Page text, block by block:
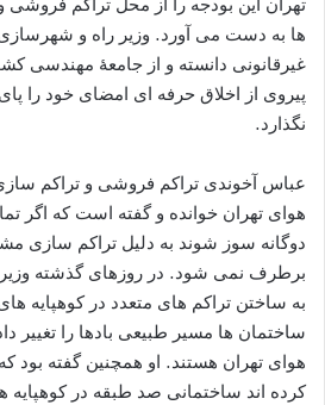
ها به دست می آورد. وزیر راه و
غیرقانونی دانسته و از جامعۀ مهندسی
پیروی از اخلاق حرفه ای امضای خود را
نگذارد.
عباس آخوندی تراکم فروشی و تراکم
هوای تهران خوانده و گفته است که اگر
دوگانه سوز شوند به دلیل تراکم سازی
برطرف نمی شود. در روزهای گذشته
به ساختن تراکم های متعدد در کوهپایه
ساختمان ها مسیر طبیعی بادها را تغییر
هوای تهران هستند. او همچنین گفته بود
کرده اند ساختمانی صد طبقه در کوهپایه